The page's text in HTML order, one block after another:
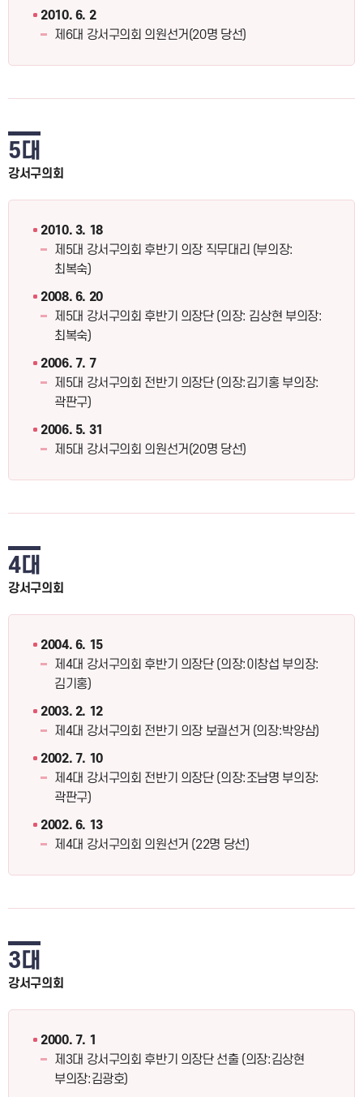
2010. 6. 2
제6대 강서구의회 의원선거(20명 당선)
5대
강서구의회
2010. 3. 18
제5대 강서구의회 후반기 의장 직무대리 (부의장:
최복숙)
2008. 6. 20
제5대 강서구의회 후반기 의장단 (의장: 김상현 부의장:
최복숙)
2006. 7. 7
제5대 강서구의회 전반기 의장단 (의장:김기홍 부의장:
곽판구)
2006. 5. 31
제5대 강서구의회 의원선거(20명 당선)
4대
강서구의회
2004. 6. 15
제4대 강서구의회 후반기 의장단 (의장:이창섭 부의장:
김기홍)
2003. 2. 12
제4대 강서구의회 전반기 의장 보궐선거 (의장:박양삼)
2002. 7. 10
제4대 강서구의회 전반기 의장단 (의장:조남명 부의장:
곽판구)
2002. 6. 13
제4대 강서구의회 의원선거 (22명 당선)
3대
강서구의회
2000. 7. 1
제3대 강서구의회 후반기 의장단 선출 (의장:김상현
부의장:김광호)